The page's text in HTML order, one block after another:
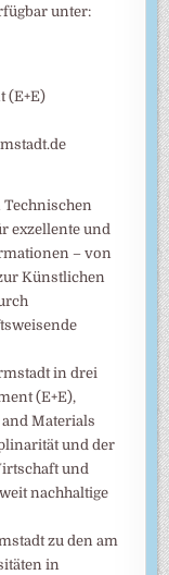
unter:
(E+E)
Technischen
exzellente und
– von
Künstlichen
in drei
(E+E),
Materials
und der
und
nachhaltige
zu den am
in